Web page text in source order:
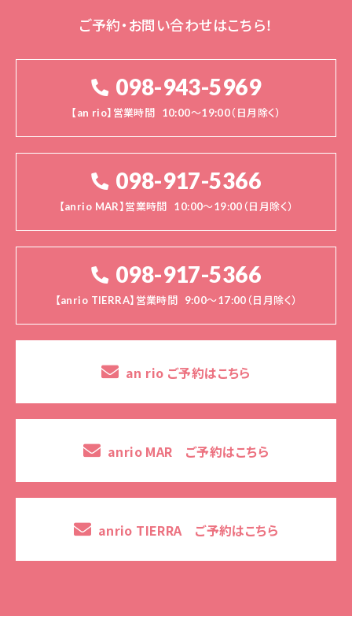
ご予約・お問い合わせはこちら！
098-943-5969
【an rio】営業時間 10:00～19:00（日月除く）
098-917-5366
【anrio MAR】営業時間 10:00～19:00（日月除く）
098-917-5366
【anrio TIERRA】営業時間 9:00～17:00（日月除く）
an rio ご予約はこちら
anrio MAR ご予約はこちら
anrio TIERRA ご予約はこちら